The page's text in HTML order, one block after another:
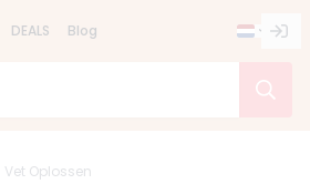
DEALS Blog
Vet Oplossen